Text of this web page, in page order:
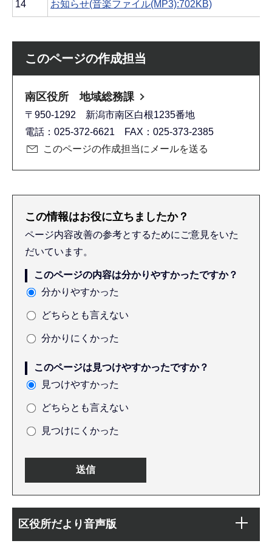
14 お知らせ(音楽ファイル(MP3):702KB)
このページの作成担当
南区役所 地域総務課
〒950-1292 新潟市南区白根1235番地
電話：025-372-6621 FAX：025-373-2385
このページの作成担当にメールを送る
この情報はお役に立ちましたか？
ページ内容改善の参考とするためにご意見をいた
だいています。
このページの内容は分かりやすかったですか？
分かりやすかった
どちらとも言えない
分かりにくかった
このページは見つけやすかったですか？
見つけやすかった
どちらとも言えない
見つけにくかった
文区役所だより音声版